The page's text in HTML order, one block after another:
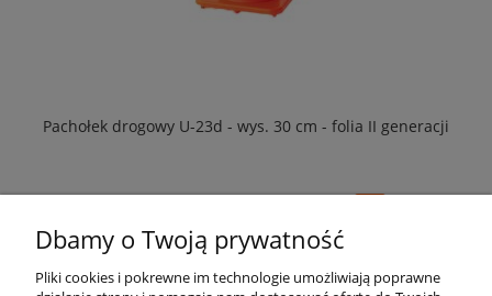
Pachołek drogowy U-23d - wys. 30 cm - folia II generacji
Dbamy o Twoją prywatność
Pliki cookies i pokrewne im technologie umożliwiają poprawne